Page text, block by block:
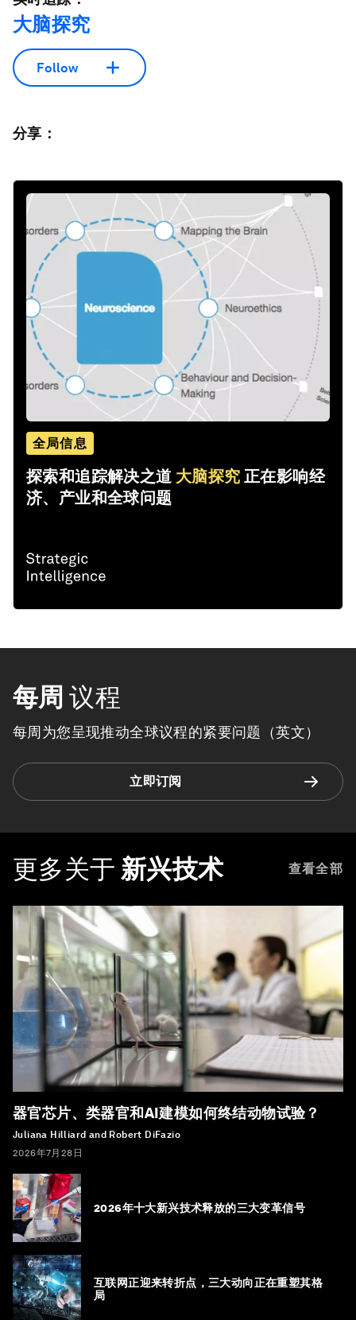
大脑探究
Follow
分享：
全局信息
探索和追踪解决之道 大脑探究 正在影响经
济、产业和全球问题
每周 议程
每周为您呈现推动全球议程的紧要问题（英文）
立即订阅
更多关于 新兴技术 查看全部
器官芯片、类器官和AI建模如何终结动物试验？
Juliana Hilliard and Robert DiFazio
2026年7月28日
2026年十大新兴技术释放的三大变革信号
互联网正迎来转折点，三大动向正在重塑其格
局